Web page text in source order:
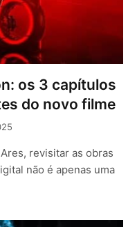
os 3 capítulos
do novo filme
revisitar as obras
não é apenas uma